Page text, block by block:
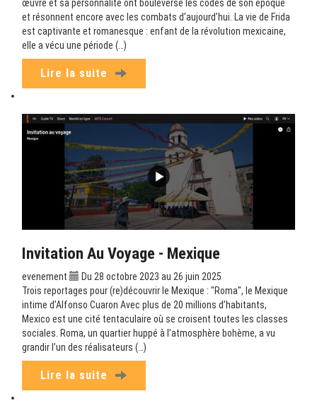
œuvre et sa personnalité ont bouleversé les codes de son époque
et résonnent encore avec les combats d’aujourd’hui. La vie de Frida
est captivante et romanesque : enfant de la révolution mexicaine,
elle a vécu une période (…)
Lire la suite
Invitation Au Voyage - Mexique
evenement
Du 28 octobre 2023 au 26 juin 2025
Trois reportages pour (re)découvrir le Mexique : "Roma", le Mexique
intime d’Alfonso Cuaron Avec plus de 20 millions d’habitants,
Mexico est une cité tentaculaire où se croisent toutes les classes
sociales. Roma, un quartier huppé à l’atmosphère bohème, a vu
grandir l’un des réalisateurs (…)
Lire la suite